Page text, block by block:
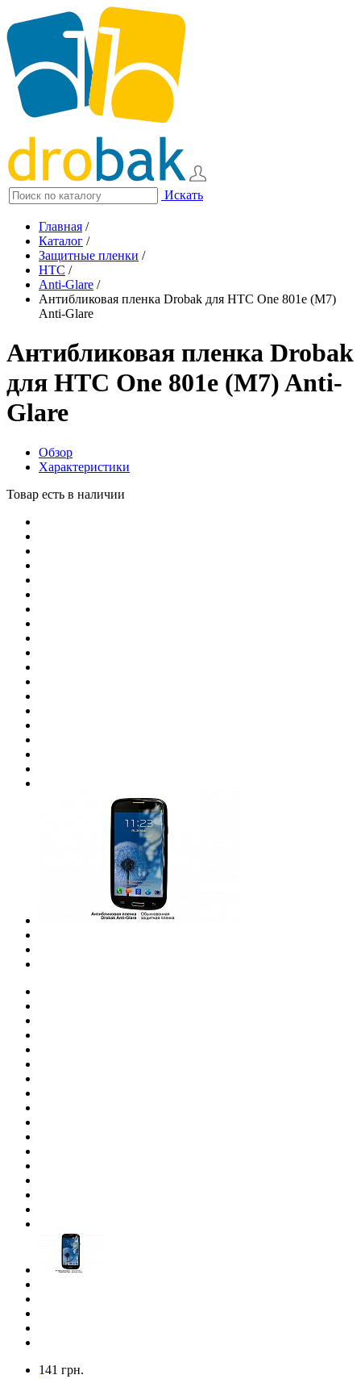
Искать
Главная /
Каталог /
Защитные пленки /
HTC /
Anti-Glare /
Антибликовая пленка Drobak для HTC One 801e (M7)
Anti-Glare
Антибликовая пленка Drobak
для HTC One 801e (M7) Anti-
Glare
Обзор
Характеристики
Товар есть в наличии
141 грн.